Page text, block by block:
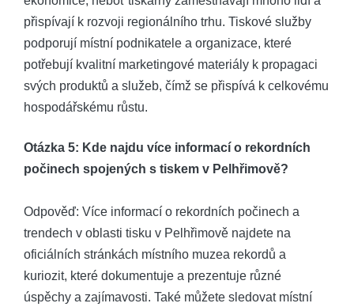
přispívají k ⁢rozvoji regionálního trhu. ‌Tiskové⁣ služby
⁤podporují⁢ místní podnikatele a​ organizace, které
potřebují kvalitní marketingové materiály‌ k propagaci
svých produktů a služeb, čímž se přispívá⁣ k celkovému
hospodářskému růstu.
Otázka​ 5: Kde najdu více informací⁤ o rekordních
počinech spojených s‌ tiskem v Pelhřimově?
Odpověď: Více‌ informací ‍o‍ rekordních počinech ⁤a
trendech ⁤v oblasti ⁤tisku v Pelhřimově⁤ najdete na
oficiálních stránkách⁣ místního‌ muzea rekordů a
kuriozit, které dokumentuje‍ a ⁤prezentuje různé
úspěchy a⁤ zajímavosti. Také ⁣můžete sledovat‍ místní